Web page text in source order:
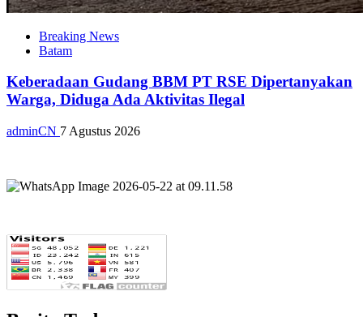
Breaking News
Batam
Keberadaan Gudang BBM PT RSE Dipertanyakan
Warga, Diduga Ada Aktivitas Ilegal
adminCN 7 Agustus 2026